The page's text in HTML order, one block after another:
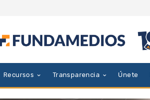
Recursos Transparencia Únete